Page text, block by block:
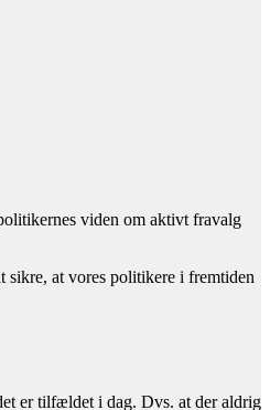
viden om aktivt fravalg
sikre, at vores politikere i fremtiden
er tilfældet i dag. Dvs. at der aldrig